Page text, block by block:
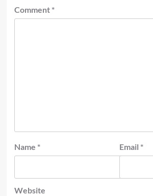
Comment *
Name * Email *
Website